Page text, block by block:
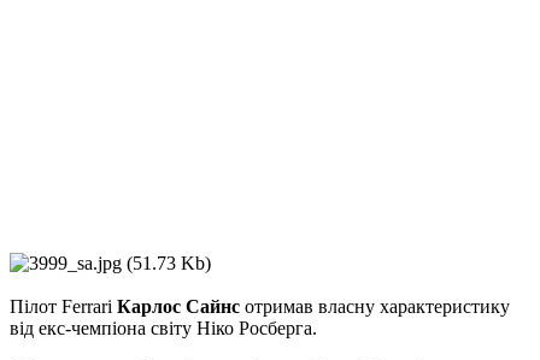
Пілот Ferrari Карлос Сайнс отримав власну характеристику
від екс-чемпіона світу Ніко Росберга.